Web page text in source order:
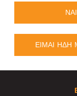
ΕΙΜΑΙ